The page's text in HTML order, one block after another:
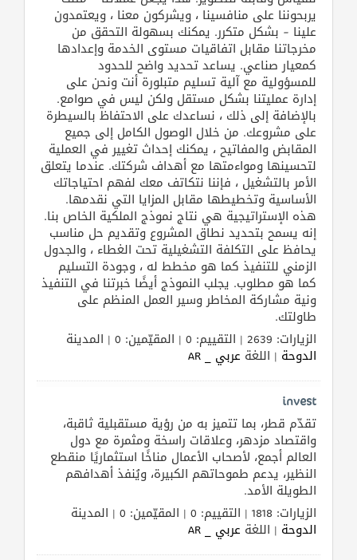
يربحوننا على منافسينا ، ويشركون معنا ، ويعتمدون
علينا – بشكل متكرر. يمكنك بسهولة التحقق من
مخرجاتنا مقابل اتفاقيات مستوى الخدمة وإعدادها
كمعيار صناعي. يساعد تحديد واضح للحدود
للمسؤولية مع آلية تسليم متبلورة أنت ونحن على
إدارة عمليتنا بشكل مستقل ولكن ليس في صوامع.
بالإضافة إلى ذلك ، نساعدك على الاحتفاظ بالسيطرة
على مشروعك. من خلال الوصول الكامل إلى جميع
المقابض والمفاتيح ، يمكنك إحداث تغيير في العملية
لتحسينها ومواءمتها مع أهداف شركتك. عندما يتعلق
الأمر بالتشغيل ، فإننا نتكاتف معك لفهم احتياجاتك
الأساسية وتخطيطها مقابل المزايا التي نقدمها.
هذه الإستراتيجية هي نتاج نموذج الملكية الخاص بنا.
إنه يسمح بتحديد نطاق المشروع وتقديم حل مناسب
يحافظ على التكلفة التشغيلية تحت الغطاء ، والجدول
الزمني للتنفيذ كما هو مخطط له ، وجودة التسليم
كما هو مطلوب. يجلب النموذج أيضًا خبرتنا في التنفيذ
ونية مشاركة المخاطر وسير العمل المنظم على
طاولتك.
الزيارات: 2639 | التقييم: 0 | المقيّمين: 0 | المدينة
الدوحة | اللغة عربي _ AR
invest
تقدّم قطر، بما تتميز به من رؤية مستقبلية ثاقبة،
واقتصاد مزدهر، وعلاقات راسخة ومثمرة مع دول
العالم أجمع، لأصحاب الأعمال مناخًا استثماريًا منقطع
النظير، يدعم طموحاتهم الكبيرة، ويُنفذ أهدافهم
الطويلة الأمد.
الزيارات: 1818 | التقييم: 0 | المقيّمين: 0 | المدينة
الدوحة | اللغة عربي _ AR